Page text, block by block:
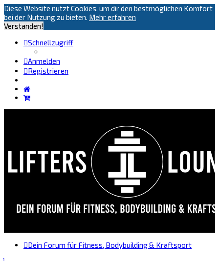
Diese Website nutzt Cookies, um dir den bestmöglichen Komfort
bei der Nutzung zu bieten. Mehr erfahren
Verstanden!
Schnellzugriff
Anmelden
Registrieren
Dein Forum für Fitness, Bodybuilding & Kraftsport